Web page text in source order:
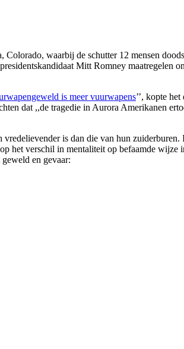
waarbij de schutter 12 mensen
Mitt Romney maatregelen
is meer vuurwapens’’, kopte
dat ,,de tragedie in Aurora Amerikanen
is dan die van hun
het verschil in mentaliteit op befaamde wijze
en gevaar: